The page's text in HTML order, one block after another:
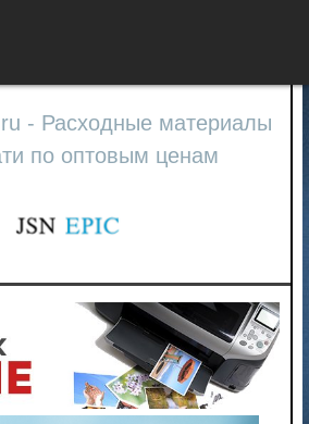
- Расходные материалы
по оптовым ценам